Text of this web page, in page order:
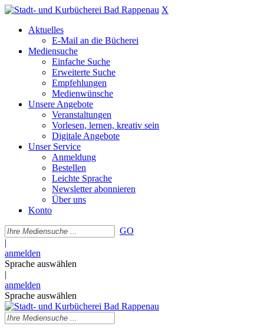
X
Aktuelles
E-Mail an die Bücherei
Mediensuche
Einfache Suche
Erweiterte Suche
Empfehlungen
Medienwünsche
Unsere Angebote
Veranstaltungen
Vorlesen, lernen, kreativ sein
Digitale Angebote
Unser Service
Anmeldung
Bestellen
Leichte Sprache
Newsletter abonnieren
Über uns
Konto
GO
|
anmelden
Sprache auswählen
|
anmelden
Sprache auswählen